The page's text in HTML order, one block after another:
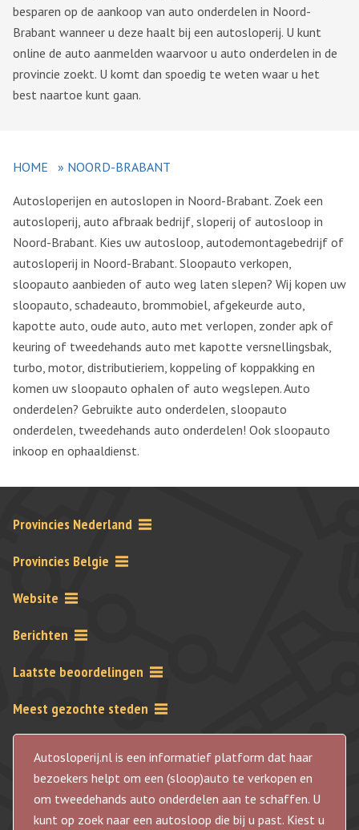
besparen op de aankoop van auto onderdelen in Noord-
Brabant wanneer u deze haalt bij een autosloperij. U kunt
online de auto aanmelden waarvoor u auto onderdelen in de
provincie zoekt. U komt dan spoedig te weten waar u het
best naartoe kunt gaan.
HOME » NOORD-BRABANT
Autosloperijen en autoslopen in Noord-Brabant. Zoek een
autosloperij, auto afbraak bedrijf, sloperij of autosloop in
Noord-Brabant. Kies uw autosloop, autodemontagebedrijf of
autosloperij in Noord-Brabant. Sloopauto verkopen,
sloopauto aanbieden of auto weg laten slepen? Wij kopen uw
sloopauto, schadeauto, brommobiel, afgekeurde auto,
kapotte auto, oude auto, auto met verlopen, zonder apk of
keuring of tweedehands auto met kapotte versnellingsbak,
turbo, motor, distributieriem, koppeling of koppakking en
komen uw sloopauto ophalen of auto wegslepen. Auto
onderdelen? Gebruikte auto onderdelen, sloopauto
onderdelen, tweedehands auto onderdelen! Ook sloopauto
inkoop en ophaaldienst.
Provincies Nederland
Provincies Belgie
Website
Berichten
Laatste beoordelingen
Meest gezochte steden
Autosloperij.nl is een informatief platform dat haar
bezoekers helpt om een (sloop)auto te verkopen en
om tweedehands auto onderdelen aan te schaffen. U
kunt op zoek naar een autosloop die bij u past. Kiest u